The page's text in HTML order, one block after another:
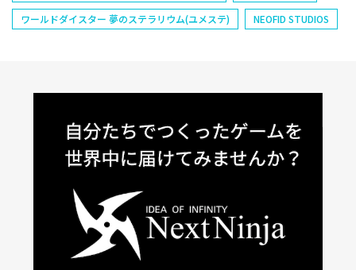
ワールドダイスター 夢のステラリウム(ユメステ)
NEOFID STUDIOS